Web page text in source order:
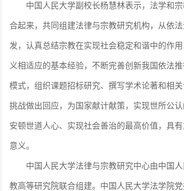
中国人民大学副校长杨慧林表示，法学和宗
合起来，共同组建法律与宗教研究机构，从依
发，认真总结宗教在实现社会稳定和谐中的作
义相适应的基本经验，不断完善创新我国依法
模式，组织课题招标研究、撰写学术论著和相
挑战做出回应，为国家献计献策，实现世所公认
安顿世道人心、实现社会善治的最高价值，具
意义。
中国人民大学法律与宗教研究中心由中国人
教高等研究院联合组建。中国人民大学法学院